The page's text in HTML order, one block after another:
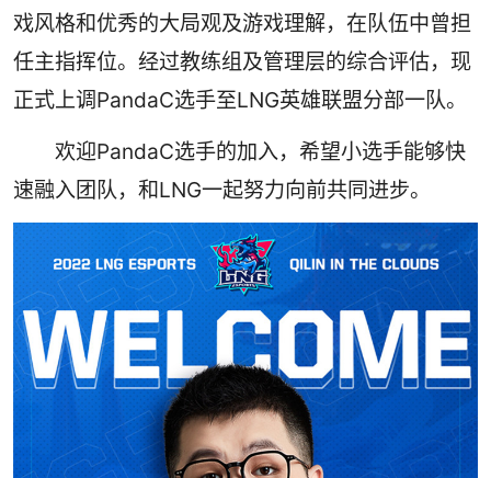
戏风格和优秀的大局观及游戏理解，在队伍中曾担
任主指挥位。经过教练组及管理层的综合评估，现
正式上调PandaC选手至LNG英雄联盟分部一队。
欢迎PandaC选手的加入，希望小选手能够快
速融入团队，和LNG一起努力向前共同进步。